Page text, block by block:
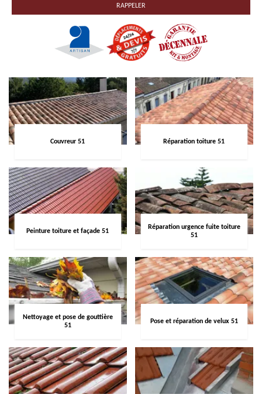
Couvreur 51 Réparation toiture 51
Peinture toiture et façade 51
Réparation urgence fuite toiture
51
Nettoyage et pose de gouttière
51
Pose et réparation de velux 51